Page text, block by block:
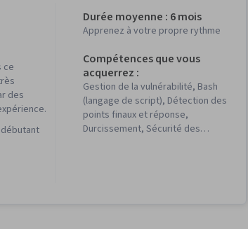
ce
des
débutant
Durée moyenne : 6 mois
Apprenez à votre propre rythme
Compétences que vous
acquerrez :
Gestion de la vulnérabilité, Bash
(langage de script), Détection des
points finaux et réponse,
Durcissement, Sécurité des